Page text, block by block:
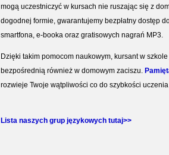
mogą uczestniczyć w kursach nie ruszając się z
dogodnej formie, gwarantujemy bezpłatny dostęp
smartfona, e-booka oraz gratisowych nagrań MP3.
Dzięki takim pomocom naukowym, kursant w
bezpośrednią również w domowym zaciszu.
rozwieje Twoje wątpliwości co do szybkości
Lista naszych grup językowych tutaj>>